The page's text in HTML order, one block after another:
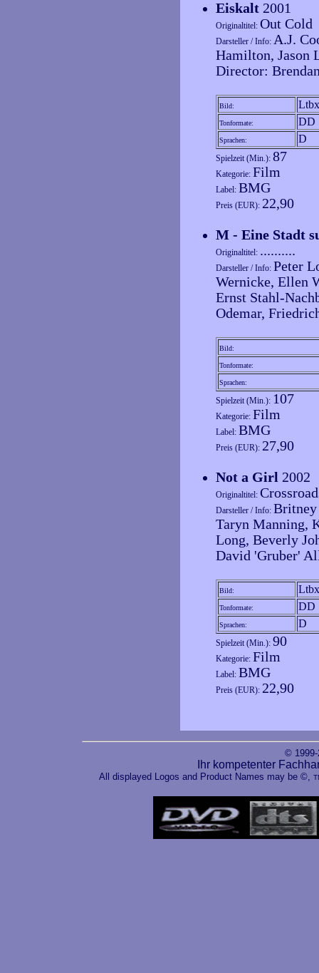
Eiskalt 2001
Originaltitel: Out Cold
Darsteller / Info: A.J.
Hamilton, Jason
Director:
Bild: Ltbx
Tonformate: DD
Sprachen: D
Spielzeit (Min.): 87
Kategorie: Film
Label: BMG
Preis (EUR): 22,90
M - Eine Stadt
Originaltitel: ..........
Darsteller / Info: Peter
Wernicke, Ellen
Ernst Stahl-
Odemar,
Bild:
Tonformate:
Sprachen:
Spielzeit (Min.): 107
Kategorie: Film
Label: BMG
Preis (EUR): 27,90
Not a Girl 2002
Originaltitel:
Darsteller / Info: Britney
Taryn Manning,
Long, Beverly
David 'Gruber'
Bild: Ltbx
Tonformate: DD
Sprachen: D
Spielzeit (Min.): 90
Kategorie: Film
Label: BMG
Preis (EUR): 22,90
© 1999-
Ihr kompetenter
All displayed Logos and Product Names may be ©,